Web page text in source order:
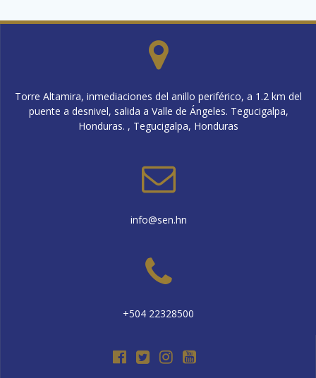
Torre Altamira, inmediaciones del anillo periférico, a 1.2 km del
puente a desnivel, salida a Valle de Ángeles. Tegucigalpa,
Honduras. , Tegucigalpa, Honduras
info@sen.hn
+504 22328500